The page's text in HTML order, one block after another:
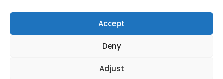
ඉහළම බ්ලොග් අඩවිය
Accept
Deny
Adjust